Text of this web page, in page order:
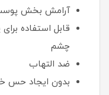
آرامش بخش
قابل استفاده
چشم
ضد التهاب
بدون ایجاد حس